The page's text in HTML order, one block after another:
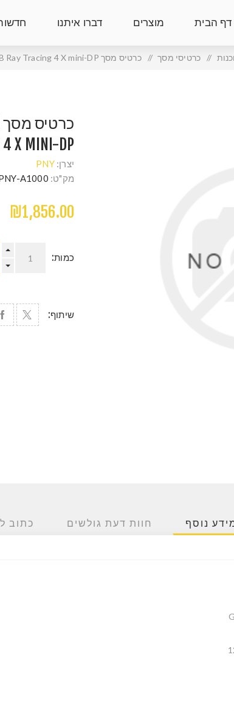
דף הבית מוצרים דברו איתנו
/ כרטיסי מסך / כרטיס מסך NVIDIA Quadro A1000 8GB Ray Tracing 4 X mini-DP
4 X MINI-DP
יצרן: PNY
מק"ט: A1000
₪1,856.00
כמות:
שיתוף:
נוסף חוות דעת גולשים כתוב